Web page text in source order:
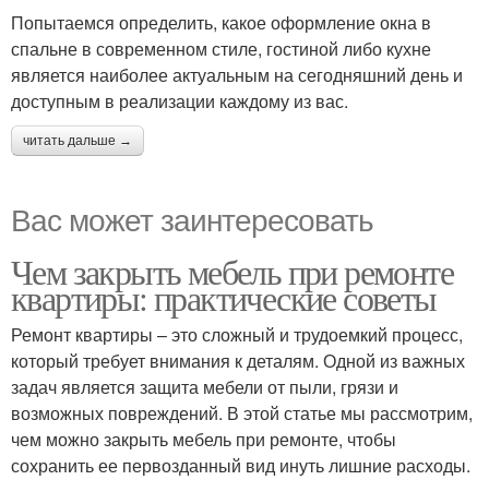
Попытаемся определить, какое оформление окна в
спальне в современном стиле, гостиной либо кухне
является наиболее актуальным на сегодняшний день и
доступным в реализации каждому из вас.
читать дальше →
Вас может заинтересовать
Чем закрыть мебель при ремонте
квартиры: практические советы
Ремонт квартиры – это сложный и трудоемкий процесс,
который требует внимания к деталям. Одной из важных
задач является защита мебели от пыли, грязи и
возможных повреждений. В этой статье мы рассмотрим,
чем можно закрыть мебель при ремонте, чтобы
сохранить ее первозданный вид инуть лишние расходы.